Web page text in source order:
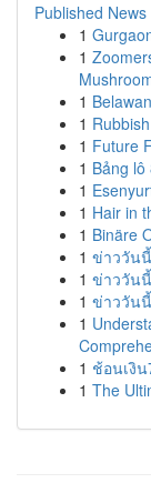
Published News
1
1
1
1
1 Future
1 Bảng
1
1 Hair in
1 Binäre
1 ข่าววัน
1 ข่าววัน
1 ข่าววัน
1
1 ช้อนเงิ
1 The